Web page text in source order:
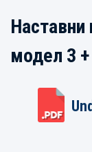
Наставни
модел 3 +